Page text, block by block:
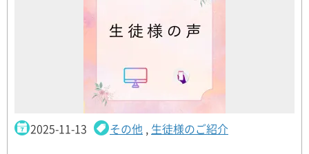
2025-11-13 その他 , 生徒様のご紹介